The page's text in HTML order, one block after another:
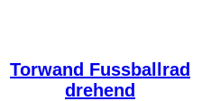
Torwand Fussballrad
drehend